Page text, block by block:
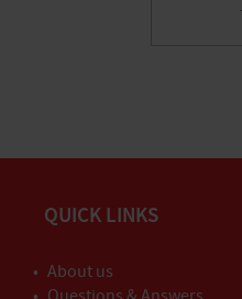
QUICK LINKS
About us